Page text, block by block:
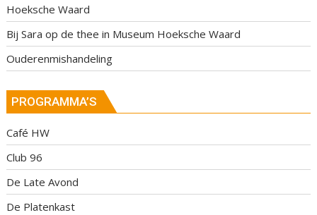
Hoeksche Waard
Bij Sara op de thee in Museum Hoeksche Waard
Ouderenmishandeling
PROGRAMMA’S
Café HW
Club 96
De Late Avond
De Platenkast